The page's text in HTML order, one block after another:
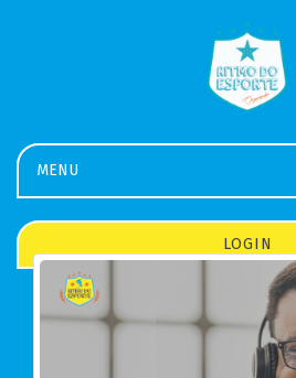
MENU
LOGIN
Baixe o app